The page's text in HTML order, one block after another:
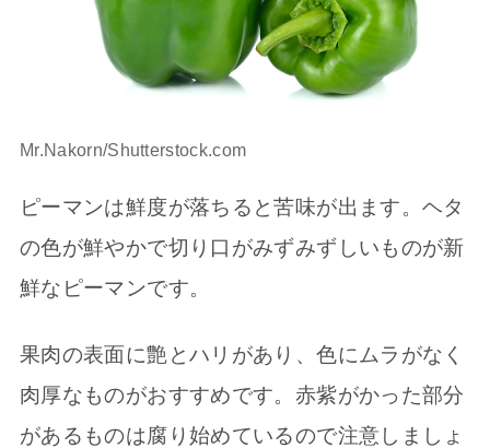
Mr.Nakorn/Shutterstock.com
ピーマンは鮮度が落ちると苦味が出ます。ヘタ
の色が鮮やかで切り口がみずみずしいものが新
鮮なピーマンです。
果肉の表面に艶とハリがあり、色にムラがなく
肉厚なものがおすすめです。赤紫がかった部分
があるものは腐り始めているので注意しましょ